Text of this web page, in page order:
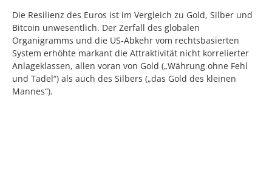
Die Resilienz des Euros ist im Vergleich zu Gold, Silber und
Bitcoin unwesentlich. Der Zerfall des globalen
Organigramms und die US-Abkehr vom rechtsbasierten
System erhöhte markant die Attraktivität nicht korrelierter
Anlageklassen, allen voran von Gold („Währung ohne Fehl
und Tadel“) als auch des Silbers („das Gold des kleinen
Mannes“).